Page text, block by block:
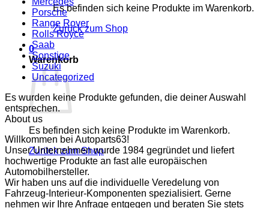
Es befinden sich keine Produkte im Warenkorb.
Zurück zum Shop
0
Warenkorb
Es befinden sich keine Produkte im Warenkorb.
Zurück zum Shop
Porsche
Range Rover
Rolls Royce
Saab
Sonstige
Suzuki
Uncategorized
Es wurden keine Produkte gefunden, die deiner Auswahl
entsprechen.
About us
Willkommen bei Autoparts63!
Unser Unternehmen wurde 1984 gegründet und liefert
hochwertige Produkte an fast alle europäischen
Automobilhersteller.
Wir haben uns auf die individuelle Veredelung von
Fahrzeug-Interieur-Komponenten spezialisiert. Gerne
nehmen wir Ihre Anfrage entgegen und beraten Sie stets